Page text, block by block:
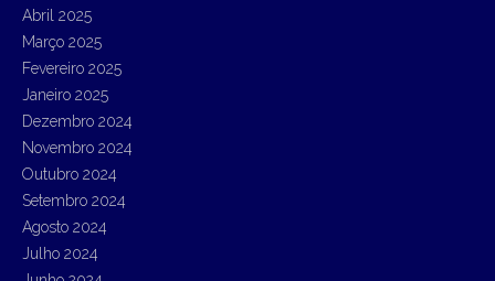
Abril 2025
Março 2025
Fevereiro 2025
Janeiro 2025
Dezembro 2024
Novembro 2024
Outubro 2024
Setembro 2024
Agosto 2024
Julho 2024